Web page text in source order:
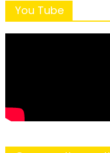
You Tube